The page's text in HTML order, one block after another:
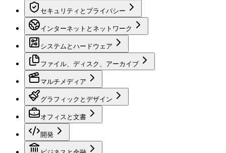
セキュリティとプライバシー
インターネットとネットワーク
システムとハードウェア
ファイル、ディスク、アーカイブ
マルチメディア
グラフィックとデザイン
オフィスと文書
開発